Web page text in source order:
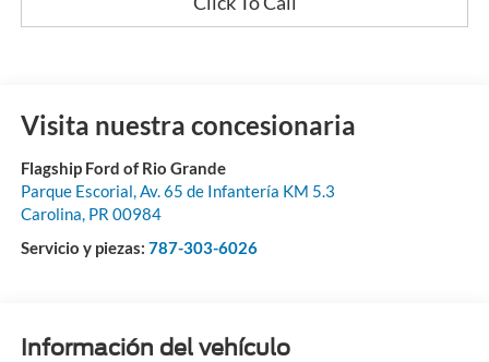
Visita nuestra concesionaria
Flagship Ford of Rio Grande
Parque Escorial, Av. 65 de Infantería KM 5.3
Carolina, PR 00984
Servicio y piezas: 787-303-6026
Información del vehículo